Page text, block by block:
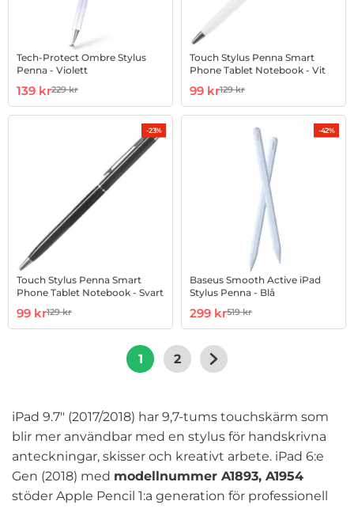
Tech-Protect Ombre Stylus
Penna - Violett
Art. nr 1002892854
rea pris
139 krtidigare pris
229 kr
Touch Stylus Penna Smart
Phone Tablet Notebook - Vit
Art. nr 1002896931
rea pris
99 krtidigare pris
129 kr
-23%
Touch Stylus Penna Smart
Phone Tablet Notebook - Svart
Art. nr 1002896941
rea pris
99 krtidigare pris
129 kr
-42%
Baseus Smooth Active iPad
Stylus Penna - Blå
Art. nr 1002927381
rea pris
299 krtidigare pris
519 kr
1 2
iPad 9.7" (2017/2018) har 9,7-tums touchskärm som
blir mer användbar med en stylus för handskrivna
anteckningar, skisser och kreativt arbete. iPad 6:e
Gen (2018) med modellnummer A1893, A1954
stöder Apple Pencil 1:a generation för professionell